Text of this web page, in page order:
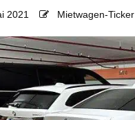
2021 Mietwagen-Ticker